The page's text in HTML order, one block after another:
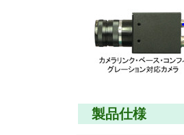
製品仕様